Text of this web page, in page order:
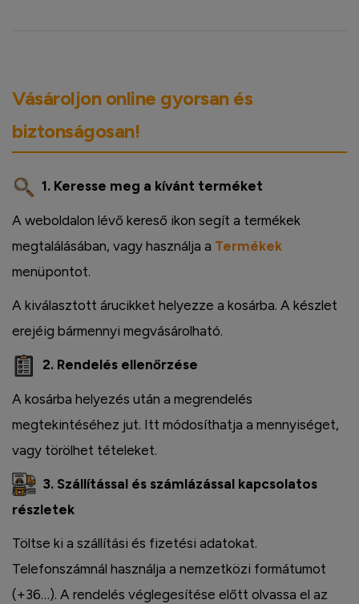
Vásároljon online gyorsan és
biztonságosan!
1. Keresse meg a kívánt terméket
A weboldalon lévő kereső ikon segít a termékek
megtalálásában, vagy használja a Termékek
menüpontot.
A kiválasztott árucikket helyezze a kosárba. A készlet
erejéig bármennyi megvásárolható.
2. Rendelés ellenőrzése
A kosárba helyezés után a megrendelés
megtekintéséhez jut. Itt módosíthatja a mennyiséget,
vagy törölhet tételeket.
3. Szállítással és számlázással kapcsolatos
részletek
Töltse ki a szállítási és fizetési adatokat.
Telefonszámnál használja a nemzetközi formátumot
(+36…). A rendelés véglegesítése előtt olvassa el az